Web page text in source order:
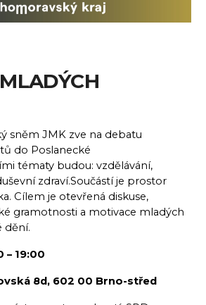
sněm JMK zve na debatu
do Poslanecké
tématy budou: vzdělávání,
zdraví.Součástí je prostor
Cílem je otevřená diskuse,
gramotnosti a motivace mladých
dění.
– 19:00
8d, 602 00 Brno-střed